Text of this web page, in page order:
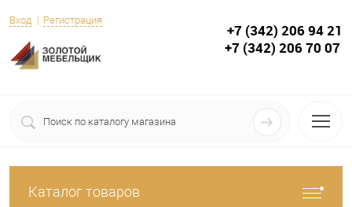
Вход Регистрация
+7 (342) 206 94 21
+7 (342) 206 70 07
Каталог товаров